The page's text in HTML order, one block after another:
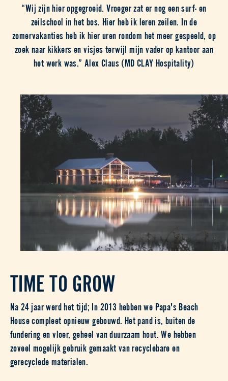
“Wij zijn hier opgegroeid. Vroeger zat er nog een surf- en
zeilschool in het bos. Hier heb ik leren zeilen. In de
zomervakanties heb ik hier uren rondom het meer gespeeld, op
zoek naar kikkers en visjes terwijl mijn vader op kantoor aan
het werk was.” Alex Claus (MD CLAY Hospitality)
TIME TO GROW
Na 24 jaar werd het tijd; In 2013 hebben we Papa's Beach
House compleet opnieuw gebouwd. Het pand is, buiten de
fundering en vloer, geheel van duurzaam hout. We hebben
zoveel mogelijk gebruik gemaakt van recyclebare en
gerecyclede materialen.